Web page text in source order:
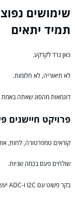
שימושים
תמיד יתאים
כאן נרד לקרקע.
לא תיאוריה, לא חלומות.
דוגמאות מהסוג שאתה באמת
פרויקט חיישנים
קוראים טמפרטורה, לחות,
שולחים פעם בכמה שניות.
בקר פשוט עם I2C ו-ADC יעשה את העבודה מצוין.